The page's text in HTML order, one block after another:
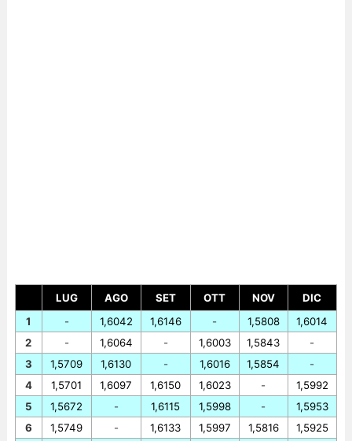
LUG AGO SET OTT NOV
DIC
1
2
3
4
5
6
-
-
1,5709
1,5701
1,5672
1,5749
1,6042
1,6064
1,6130
1,6097
-
-
1,6146
-
-
1,6150
1,6115
1,6133
-
1,6003
1,6016
1,6023
1,5998
1,5997
1,5808
1,5843
1,5854
-
-
1,5816
1,6014
-
-
1,5992
1,5953
1,5925